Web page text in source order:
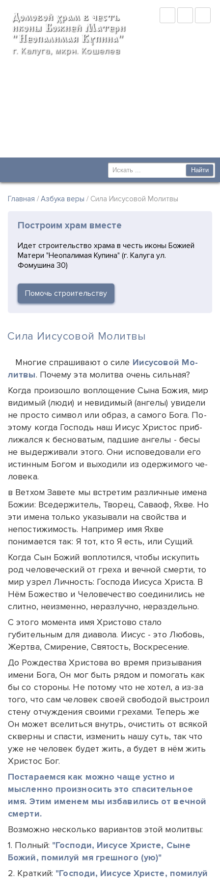
Домовой храм в честь
иконы Божией Матери
"Неопалимая Купина"
г. Калуга, мкрн. Кошелев
Главная /Азбука веры / Сила Иисусовой Молитвы
Построим храм вместе
Идет строительство храма в честь иконы Божией
Матери "Неопалимая Купина" (г. Калуга ул.
Фомушина 30)
Помочь строительству
Сила Иисусовой Молитвы
Многие спра­ши­ва­ют о си­ле Иису­со­вой Мо­
лит­вы. По­че­му эта мо­лит­ва очень силь­ная?
Ког­да про­изош­ло воп­ло­ще­ние Сына Бо­жия, мир
ви­ди­мый (лю­ди) и не­ви­ди­мый (ан­ге­лы) уви­де­ли
не прос­то сим­вол или об­раз, а са­мо­го Бо­га. По­
это­му ког­да Гос­подь наш Иисус Хрис­тос приб­
ли­жал­ся к бес­но­ва­тым, пад­шие ан­ге­лы - бе­сы
не вы­дер­жи­ва­ли это­го. Они ис­по­ве­до­ва­ли его
ис­тин­ным Бо­гом и вы­хо­ди­ли из одер­жи­мо­го че­
ло­ве­ка.
в Ветхом Завете мы встретим различные имена
Божии: Вседержитель, Творец, Саваоф, Яхве. Но
эти имена только указывали на свойства и
непостижимость. Например имя Яхве
понимается так: Я тот, кто Я есть, или Сущий.
Когда Сын Божий воплотился, чтобы искупить
род человеческий от греха и вечной смерти, то
мир узрел Личность: Господа Иисуса Христа. В
Нём Божество и Человечество соединились не
слитно, неизменно, неразлучно, нераздельно.
С этого момента имя Христово стало
губительным для диавола. Иисус - это Любовь,
Жертва, Смирение, Святость, Воскресение.
До Рождества Христова во время призывания
имени Бога, Он мог быть рядом и помогать как
бы со стороны. Не потому что не хотел, а из-за
того, что сам человек своей свободой выстроил
стену отчуждения своими грехами. Теперь же
Он может вселиться внутрь, очистить от всякой
скверны и спасти, изменить нашу суть, так что
уже не человек будет жить, а будет в нём жить
Христос Бог.
Постараемся как можно чаще устно и
мысленно произносить это спасительное
имя. Этим именем мы избавились от вечной
смерти.
Возможно несколько вариантов этой молитвы:
1. Полный: "Господи, Иисусе Христе, Сыне
Божий, помилуй мя грешного (ую)"
2. Краткий: "Господи, Иисусе Христе, помилуй